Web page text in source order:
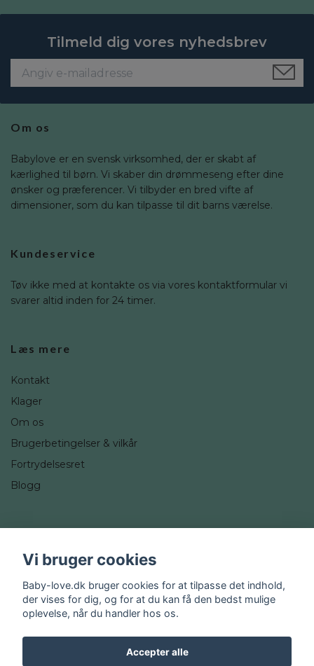
Tilmeld dig vores nyhedsbrev
Om os
Babylove er en svensk virksomhed, der er skabt af
kærlighed til børn. Vi skaber din drømmeseng efter dine
ønsker og præferencer. Vi tilbyder en bred vifte af
dimensioner, som du kan tilpasse til dit barns værelse.
Kundeservice
Tøv ikke med at kontakte os via vores kontaktformular vi
svarer altid inden for 24 timer.
Læs mere
Kontakt
Klager
Om os
Brugerbetingelser & vilkår
Fortrydelsesret
Blogg
Instagram
Vi bruger cookies
Baby-love.dk bruger cookies for at tilpasse det indhold,
der vises for dig, og for at du kan få den bedst mulige
oplevelse, når du handler hos os.
Accepter alle